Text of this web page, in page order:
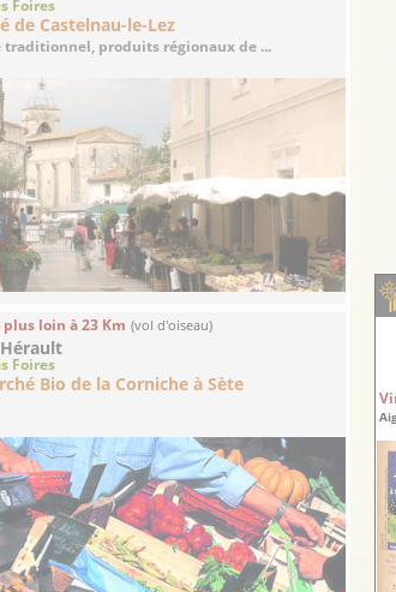
Foires
de Castelnau-le-Lez
traditionnel, produits régionaux de ...
plus loin à 23 Km (vol d'oiseau)
Foires
Bio de la Corniche à Sète